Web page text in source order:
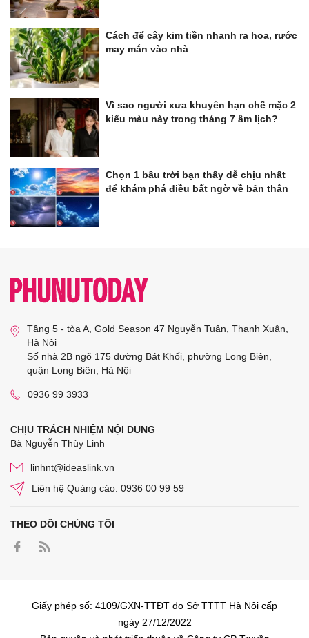
Cách để cây kim tiền nhanh ra hoa, rước
may mắn vào nhà
Vì sao người xưa khuyên hạn chế mặc 2
kiểu màu này trong tháng 7 âm lịch?
Chọn 1 bầu trời bạn thấy dễ chịu nhất
để khám phá điều bất ngờ về bản thân
Tầng 5 - tòa A, Gold Season 47 Nguyễn Tuân, Thanh Xuân,
Hà Nội
Số nhà 2B ngõ 175 đường Bát Khối, phường Long Biên,
quận Long Biên, Hà Nội
0936 99 3933
CHỊU TRÁCH NHIỆM NỘI DUNG
Bà Nguyễn Thùy Linh
linhnt@ideaslink.vn
Liên hệ Quảng cáo: 0936 00 99 59
THEO DÕI CHÚNG TÔI
Giấy phép số: 4109/GXN-TTĐT do Sở TTTT Hà Nội cấp
ngày 27/12/2022